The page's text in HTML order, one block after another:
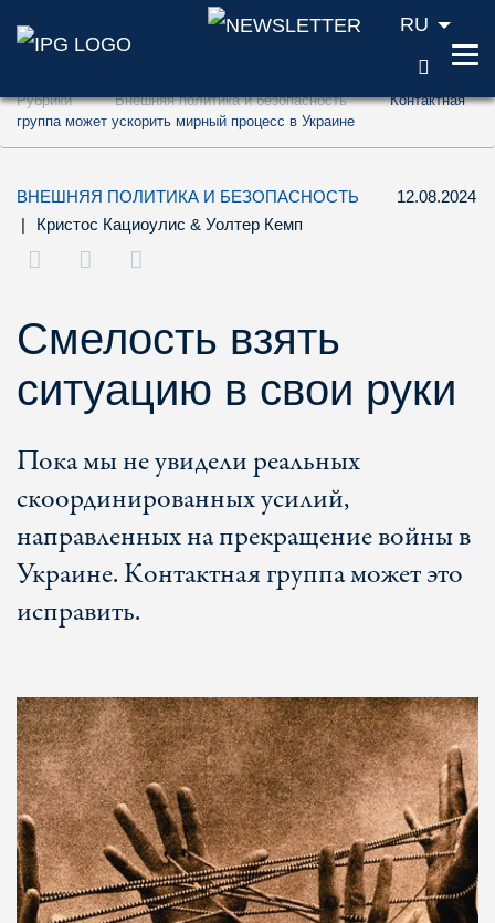
Перейти к содержанию (ключ доступа
Перейти к поиску (ключ доступа '2')
RU
Рубрики Внешняя политика и безопасность
Контактная
группа может ускорить мирный процесс в Украине
ВНЕШНЯЯ ПОЛИТИКА И БЕЗОПАСНОСТЬ
12.08.2024
|
Кристос Кациоулис & Уолтер Кемп
Смелость взять
ситуацию в свои руки
Пока мы не увидели реальных
скоординированных усилий,
направленных на прекращение войны в
Украине. Контактная группа может это
исправить.